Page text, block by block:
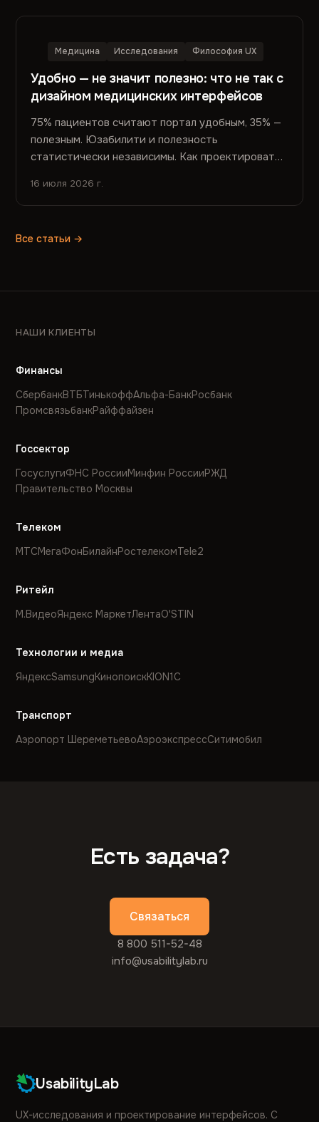
Медицина Исследования Философия UX
Удобно — не значит полезно: что не так с
дизайном медицинских интерфейсов
75% пациентов считают портал удобным, 35% —
полезным. Юзабилити и полезность
статистически независимы. Как проектировать
удобства не отражают показатели пользы.
16 июля 2026 г.
Все статьи →
НАШИ КЛИЕНТЫ
Финансы
СбербанкВТБТинькоффАльфа-БанкРосбанк
ПромсвязьбанкРайффайзен
Госсектор
ГосуслугиФНС РоссииМинфин РоссииРЖД
Правительство Москвы
Телеком
МТСМегаФонБилайнРостелекомTele2
Ритейл
М.ВидеоЯндекс МаркетЛентаO'STIN
Технологии и медиа
ЯндексSamsungКинопоискKION1С
Транспорт
Аэропорт ШереметьевоАэроэкспрессСитимобил
Есть задача?
Связаться
8 800 511-52-48
info@usabilitylab.ru
UsabilityLab
UX-исследования и проектирование интерфейсов. С